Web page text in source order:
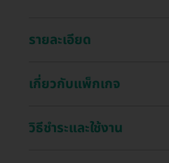
รายละเอียด
เกี่ยวกับแพ็กเกจ
วิธีชำระและใช้งาน